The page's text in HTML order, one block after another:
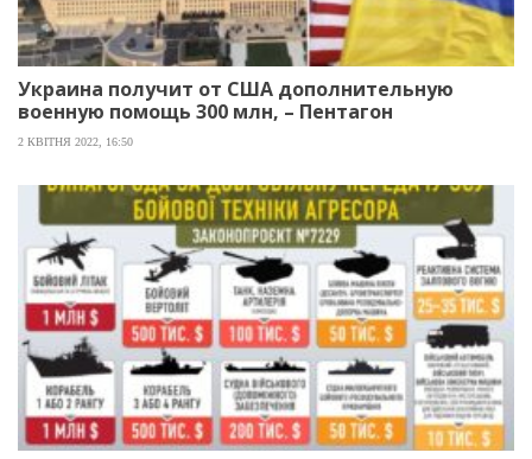
Украина получит от США дополнительную
военную помощь 300 млн, – Пентагон
2 КВІТНЯ 2022, 16:50